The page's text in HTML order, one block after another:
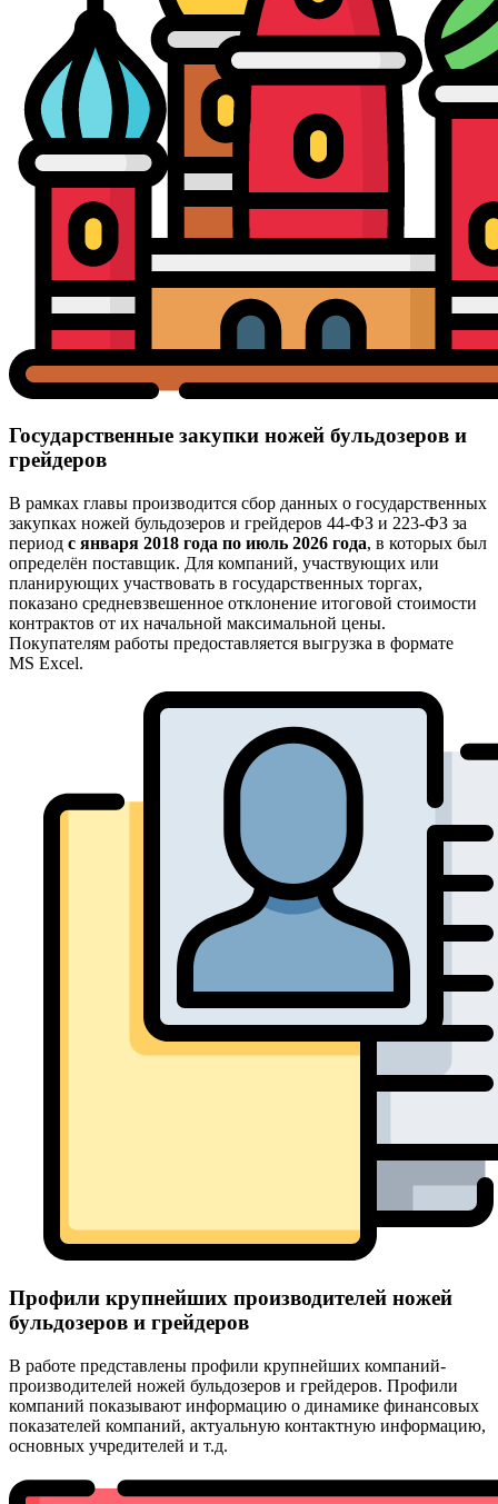
Государственные закупки ножей бульдозеров и
грейдеров
В рамках главы производится сбор данных о государственных
закупках ножей бульдозеров и грейдеров 44-ФЗ и 223-ФЗ за
период с января 2018 года по июль 2026 года, в которых был
определён поставщик. Для компаний, участвующих или
планирующих участвовать в государственных торгах,
показано средневзвешенное отклонение итоговой стоимости
контрактов от их начальной максимальной цены.
Покупателям работы предоставляется выгрузка в формате
MS Excel.
Профили крупнейших производителей ножей
бульдозеров и грейдеров
В работе представлены профили крупнейших компаний-
производителей ножей бульдозеров и грейдеров. Профили
компаний показывают информацию о динамике финансовых
показателей компаний, актуальную контактную информацию,
основных учредителей и т.д.